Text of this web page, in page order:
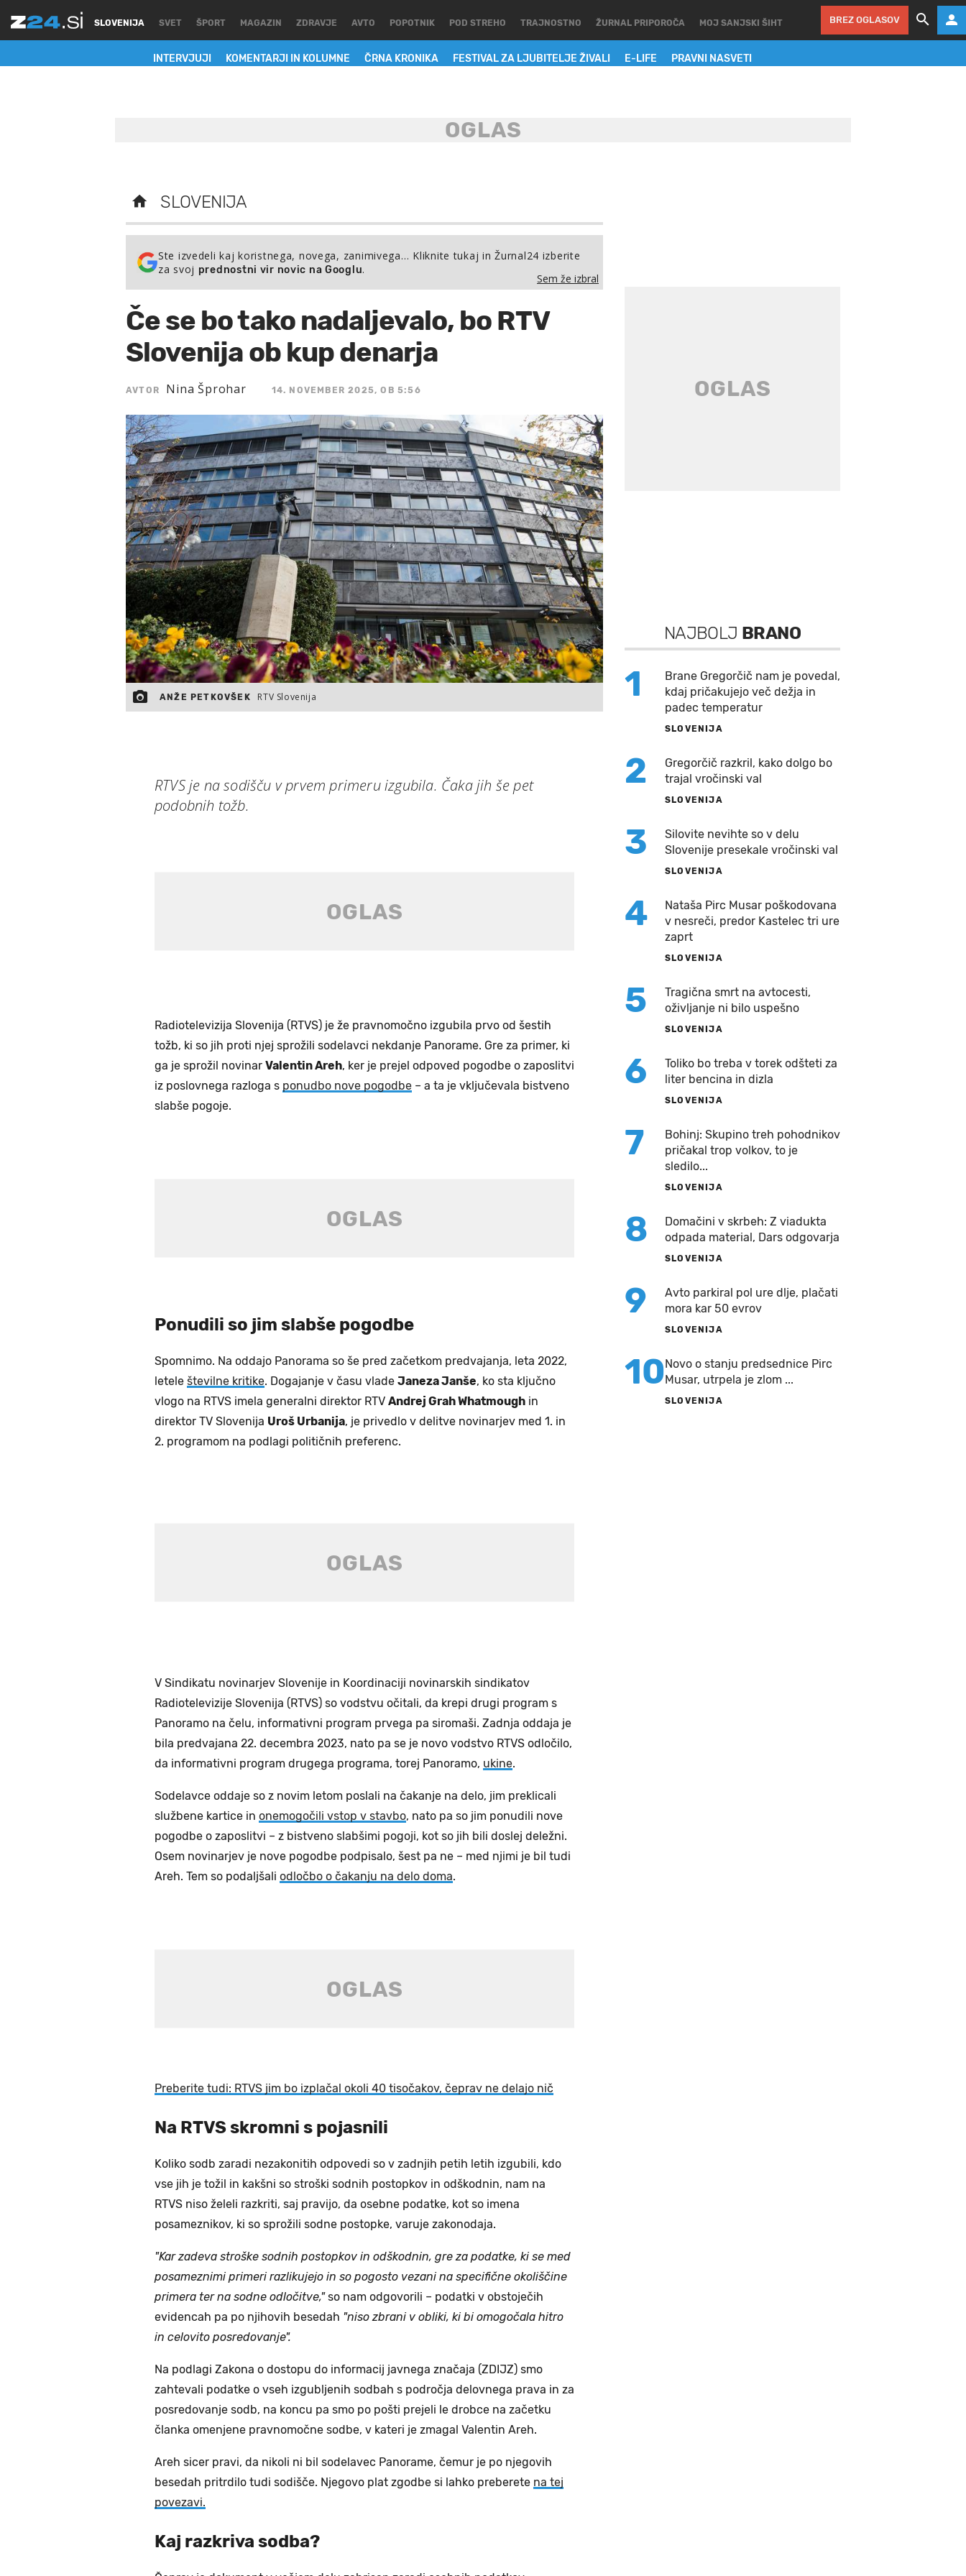
SLOVENIJA
INTERVJUJI KOMENTARJI IN KOLUMNE ČRNA KRONIKA FESTIVAL ZA LJUBITELJE ŽIVALI E-LIFE PRAVNI NASVETI
SVET ŠPORT MAGAZIN ZDRAVJE AVTO POPOTNIK POD STREHO TRAJNOSTNO ŽURNAL PRIPOROČA MOJ SANJSKI ŠIHT BREZ OGLASOV
SLOVENIJA
Ste izvedeli kaj koristnega, novega, zanimivega… Kliknite tukaj in Žurnal24 izberite
za svoj prednostni vir novic na Googlu.
Sem že izbral
Če se bo tako nadaljevalo, bo RTV
Slovenija ob kup denarja
AVTOR Nina Šprohar 14. NOVEMBER 2025, OB 5:56
ANŽE PETKOVŠEK RTV Slovenija
RTVS je na sodišču v prvem primeru izgubila. Čaka jih še pet
podobnih tožb.
Radiotelevizija Slovenija (RTVS) je že pravnomočno izgubila prvo od šestih
tožb, ki so jih proti njej sprožili sodelavci nekdanje Panorame. Gre za primer, ki
ga je sprožil novinar Valentin Areh, ker je prejel odpoved pogodbe o zaposlitvi
iz poslovnega razloga s ponudbo nove pogodbe – a ta je vključevala bistveno
slabše pogoje.
Ponudili so jim slabše pogodbe
Spomnimo. Na oddajo Panorama so še pred začetkom predvajanja, leta 2022,
letele številne kritike. Dogajanje v času vlade Janeza Janše, ko sta ključno
vlogo na RTVS imela generalni direktor RTV Andrej Grah Whatmough in
direktor TV Slovenija Uroš Urbanija, je privedlo v delitve novinarjev med 1. in
2. programom na podlagi političnih preferenc.
V Sindikatu novinarjev Slovenije in Koordinaciji novinarskih sindikatov
Radiotelevizije Slovenija (RTVS) so vodstvu očitali, da krepi drugi program s
Panoramo na čelu, informativni program prvega pa siromaši. Zadnja oddaja je
bila predvajana 22. decembra 2023, nato pa se je novo vodstvo RTVS odločilo,
da informativni program drugega programa, torej Panoramo, ukine.
Sodelavce oddaje so z novim letom poslali na čakanje na delo, jim preklicali
službene kartice in onemogočili vstop v stavbo, nato pa so jim ponudili nove
pogodbe o zaposlitvi – z bistveno slabšimi pogoji, kot so jih bili doslej deležni.
Osem novinarjev je nove pogodbe podpisalo, šest pa ne – med njimi je bil tudi
Areh. Tem so podaljšali odločbo o čakanju na delo doma.
Preberite tudi: RTVS jim bo izplačal okoli 40 tisočakov, čeprav ne delajo nič
Na RTVS skromni s pojasnili
Koliko sodb zaradi nezakonitih odpovedi so v zadnjih petih letih izgubili, kdo
vse jih je tožil in kakšni so stroški sodnih postopkov in odškodnin, nam na
RTVS niso želeli razkriti, saj pravijo, da osebne podatke, kot so imena
posameznikov, ki so sprožili sodne postopke, varuje zakonodaja.
"Kar zadeva stroške sodnih postopkov in odškodnin, gre za podatke, ki se med
posameznimi primeri razlikujejo in so pogosto vezani na specifične okoliščine
primera ter na sodne odločitve,"so nam odgovorili – podatki v obstoječih
evidencah pa po njihovih besedah "niso zbrani v obliki, ki bi omogočala hitro
in celovito posredovanje".
Na podlagi Zakona o dostopu do informacij javnega značaja (ZDIJZ) smo
zahtevali podatke o vseh izgubljenih sodbah s področja delovnega prava in za
posredovanje sodb, na koncu pa smo po pošti prejeli le drobce na začetku
članka omenjene pravnomočne sodbe, v kateri je zmagal Valentin Areh.
Areh sicer pravi, da nikoli ni bil sodelavec Panorame, čemur je po njegovih
besedah pritrdilo tudi sodišče. Njegovo plat zgodbe si lahko preberete na tej
povezavi.
Kaj razkriva sodba?
NAJBOLJ BRANO
1
Brane Gregorčič nam je povedal,
kdaj pričakujejo več dežja in
padec temperatur
SLOVENIJA
2
Gregorčič razkril, kako dolgo bo
trajal vročinski val
SLOVENIJA
3
Silovite nevihte so v delu
Slovenije presekale vročinski val
SLOVENIJA
4
Nataša Pirc Musar poškodovana
v nesreči, predor Kastelec tri ure
zaprt
SLOVENIJA
5
Tragična smrt na avtocesti,
oživljanje ni bilo uspešno
SLOVENIJA
6
Toliko bo treba v torek odšteti za
liter bencina in dizla
SLOVENIJA
7
Bohinj: Skupino treh pohodnikov
pričakal trop volkov, to je
sledilo...
SLOVENIJA
8
Domačini v skrbeh: Z viadukta
odpada material, Dars odgovarja
SLOVENIJA
9
Avto parkiral pol ure dlje, plačati
mora kar 50 evrov
SLOVENIJA
10Novo o stanju predsednice Pirc
Musar, utrpela je zlom ...
SLOVENIJA